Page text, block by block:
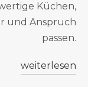
Küchen,
und Anspruch
passen.
weiterlesen